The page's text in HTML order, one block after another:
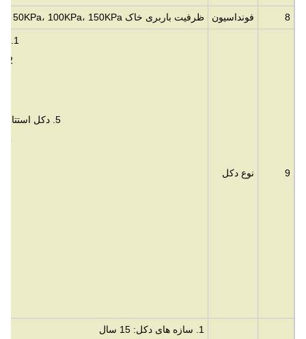
8 فونداسیون ظرفیت باربری خاک 50KPa، 100KPa، 150KPa و غیره
9 نوع دکل
1. دکل های زاویه دار خود ایستا 3 یا 4 پایه
2. دکل های لوله ای خود ایستا 3 یا 4 پایه
5. دکل استتار شده: درخت نخل، درخت کاج، نارگیل
6. دکل RDS: سایت/دکل استقرار سریع
1. سازه های دکل: 15 سال